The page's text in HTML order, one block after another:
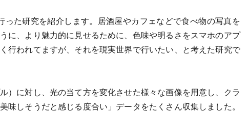
った研究を紹介します。居酒屋やカフェなどで食べ物の写真を
に、より魅力的に見せるために、色味や明るさをスマホのアプ
行われてますが、それを現実世界で行いたい、と考えた研究で
）に対し、光の当て方を変化させた様々な画像を用意し、クラ
味しそうだと感じる度合い」データをたくさん収集しました。